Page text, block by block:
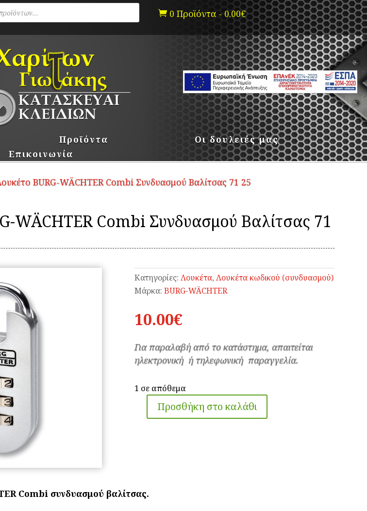
 0 Προϊόντα - 0.00€
Προϊόντα
Οι δουλειές μας
Επικοινωνία
BURG-WÄCHTER Combi Συνδυασμού Βαλίτσας 71 25
WÄCHTER Combi Συνδυασμού Βαλίτσας 71
Κατηγορίες: Λουκέτα, Λουκέτα κωδικού (συνδυασμού)
Μάρκα: BURG-WÄCHTER
10.00€
Για παραλαβή από το κατάστημα, απαιτείται
ηλεκτρονική ή τηλεφωνική παραγγελία.
1 σε απόθεμα
Λουκέτο
71
Προσθήκη στο καλάθι
Combi συνδυασμού βαλίτσας.